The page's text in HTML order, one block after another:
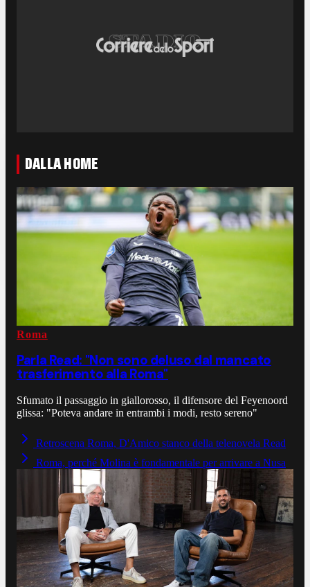
DALLA HOME
Roma
Parla Read: "Non sono deluso dal mancato
trasferimento alla Roma"
Sfumato il passaggio in giallorosso, il difensore del Feyenoord
glissa: "Poteva andare in entrambi i modi, resto sereno"
Retroscena Roma, D'Amico stanco della telenovela Read
Roma, perché Molina è fondamentale per arrivare a Nusa